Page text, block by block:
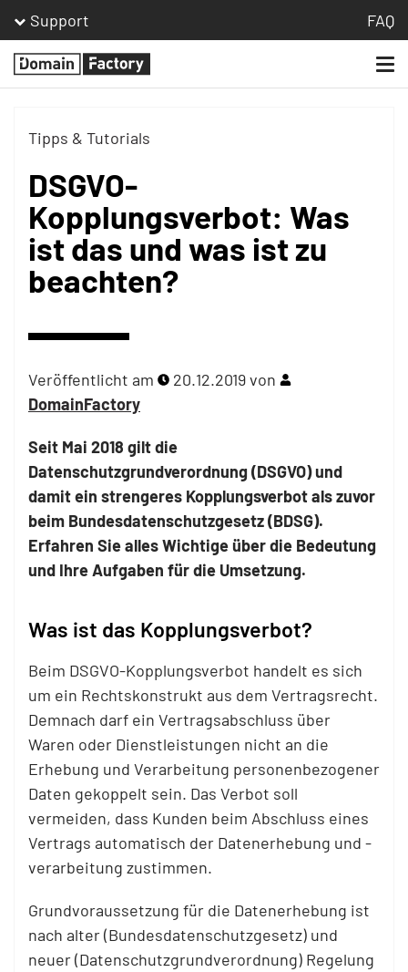
Support FAQ
Homepage
Tipps & Tutorials
DSGVO-
Kopplungsverbot: Was
ist das und was ist zu
beachten?
Veröffentlicht am 20.12.2019von
DomainFactory
Seit Mai 2018 gilt die
Datenschutzgrundverordnung (DSGVO) und
damit ein strengeres Kopplungsverbot als zuvor
beim Bundesdatenschutzgesetz (BDSG).
Erfahren Sie alles Wichtige über die Bedeutung
und Ihre Aufgaben für die Umsetzung.
Was ist das Kopplungsverbot?
Beim DSGVO-Kopplungsverbot handelt es sich
um ein Rechtskonstrukt aus dem Vertragsrecht.
Demnach darf ein Vertragsabschluss über
Waren oder Dienstleistungen nicht an die
Erhebung und Verarbeitung personenbezogener
Daten gekoppelt sein. Das Verbot soll
vermeiden, dass Kunden beim Abschluss eines
Vertrags automatisch der Datenerhebung und -
verarbeitung zustimmen.
Grundvoraussetzung für die Datenerhebung ist
nach alter (Bundesdatenschutzgesetz) und
neuer (Datenschutzgrundverordnung) Regelung